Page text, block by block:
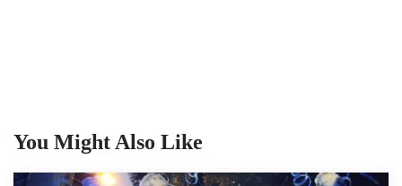
You Might Also Like